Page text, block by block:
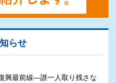
らせ
興最前線―誰一人取り残さな